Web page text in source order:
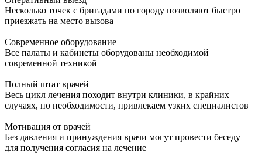
Несколько точек с бригадами по городу позволяют быстро
приезжать на место вызова
Современное оборудование
Все палаты и кабинеты оборудованы необходимой
современной техникой
Полный штат врачей
Весь цикл лечения походит внутри клиники, в крайних
случаях, по необходимости, привлекаем узких специалистов
Мотивация от врачей
Без давления и принуждения врачи могут провести беседу
для получения согласия на лечение